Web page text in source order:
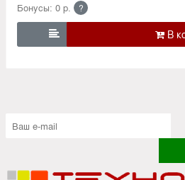
Бонусы: 0 р. ?
